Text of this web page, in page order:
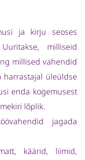
ja kirju seoses
milliseid
millised vahendid
üleüldse
enda kogemusest
lõplik.
jagada
käärid, liimid,